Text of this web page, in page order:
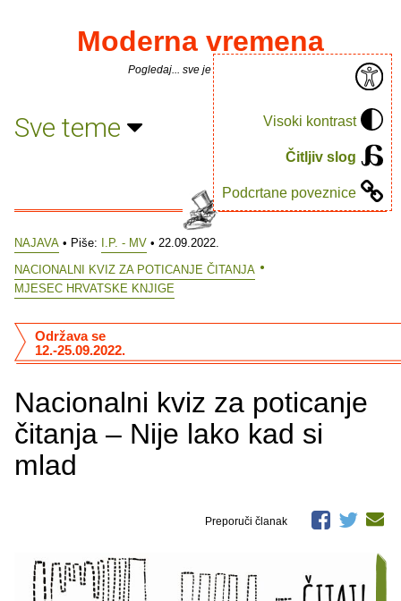
Visoki kontrast
Čitljiv slog
Podcrtane poveznice
Moderna vremena
Pogledaj... sve je puno knjiga.
Sve teme
NAJAVA • Piše: I.P. - MV • 22.09.2022.
NACIONALNI KVIZ ZA POTICANJE ČITANJA
MJESEC HRVATSKE KNJIGE
Nacionalni kviz za poticanje
čitanja – Nije lako kad si
mlad
Održava se
12.-25.09.2022.
Preporuči članak